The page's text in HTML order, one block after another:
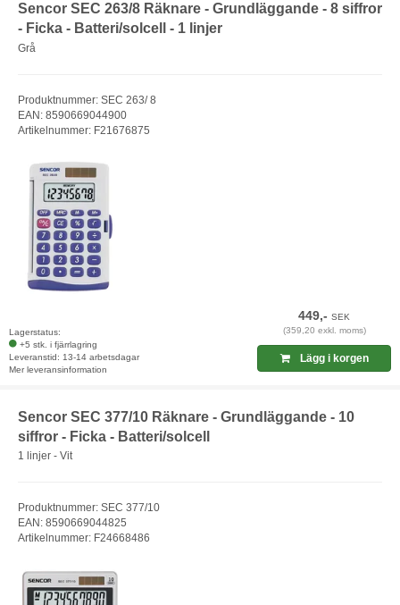
Sencor SEC 263/8 Räknare - Grundläggande - 8 siffror
- Ficka - Batteri/solcell - 1 linjer
Grå
Produktnummer: SEC 263/ 8
EAN: 8590669044900
Artikelnummer: F21676875
Lagerstatus:
+5 stk. i fjärrlagring
Leveranstid: 13-14 arbetsdagar
Mer leveransinformation
449,-SEK
(359,20 exkl. moms)
Lägg i korgen
Sencor SEC 377/10 Räknare - Grundläggande - 10
siffror - Ficka - Batteri/solcell
1 linjer - Vit
Produktnummer: SEC 377/10
EAN: 8590669044825
Artikelnummer: F24668486